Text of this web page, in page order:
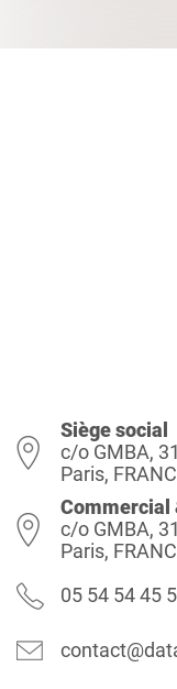
Siège social
c/o GMBA,
Paris,
Commercial
c/o GMBA,
Paris,
05 54 54 45